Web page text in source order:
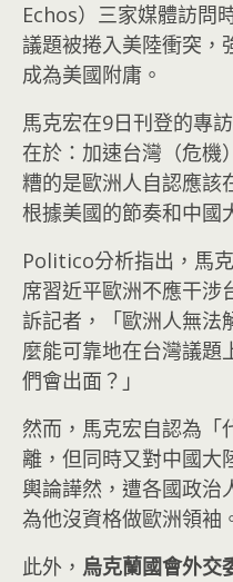
Echos）三家媒體訪問
議題被捲入美陸衝突，
成為美國附庸。
馬克宏在9日刊登的專
在於：加速台灣（危機
糟的是歐洲人自認應該
根據美國的節奏和中國
Politico分析指出，馬
席習近平歐洲不應干涉
訴記者，「歐洲人無法
麼能可靠地在台灣議題
們會出面？」
然而，馬克宏自認為「
離，但同時又對中國大
輿論譁然，遭各國政治
為他沒資格做歐洲領袖
此外， 烏克蘭國會外交